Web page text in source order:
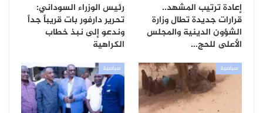
إعادة ترتيب المشهد..
قرارات جديدة تطال وزارة
الشؤون الدينية والمجلس
الأعلى للحج…
رئيس الوزراء السوداني:
تحرير دارفور بات قريباً جداً
وندعو إلى نبذ خطاب
الكراهية
سياسية سياسية